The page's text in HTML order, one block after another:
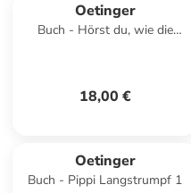
Oetinger
Buch - Hörst du, wie die
18,00 €
Oetinger
Buch - Pippi Langstrumpf 1